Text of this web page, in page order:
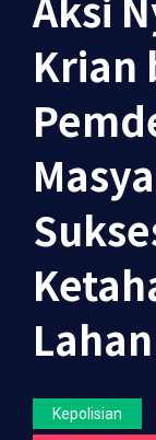
Krian
Kepolisian